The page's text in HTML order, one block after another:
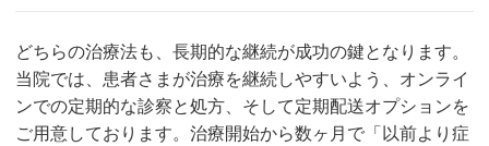
どちらの治療法も、長期的な継続が成功の鍵となります。
当院では、患者さまが治療を継続しやすいよう、オンライ
ンでの定期的な診察と処方、そして定期配送オプションを
ご用意しております。治療開始から数ヶ月で「以前より症